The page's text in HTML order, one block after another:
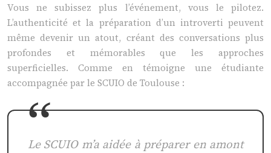
Vous ne subissez plus l’événement, vous le pilotez.
L’authenticité et la préparation d’un introverti peuvent
même devenir un atout, créant des conversations plus
profondes et mémorables que les approches
superficielles. Comme en témoigne une étudiante
accompagnée par le SCUIO de Toulouse :
Le SCUIO m’a aidée à préparer en amont